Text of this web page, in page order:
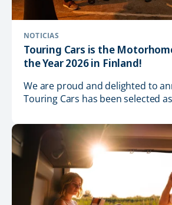
NOTICIAS
Touring Cars is the
the Year 2026 in Finland!
We are proud and delighted to
Touring Cars has been selected